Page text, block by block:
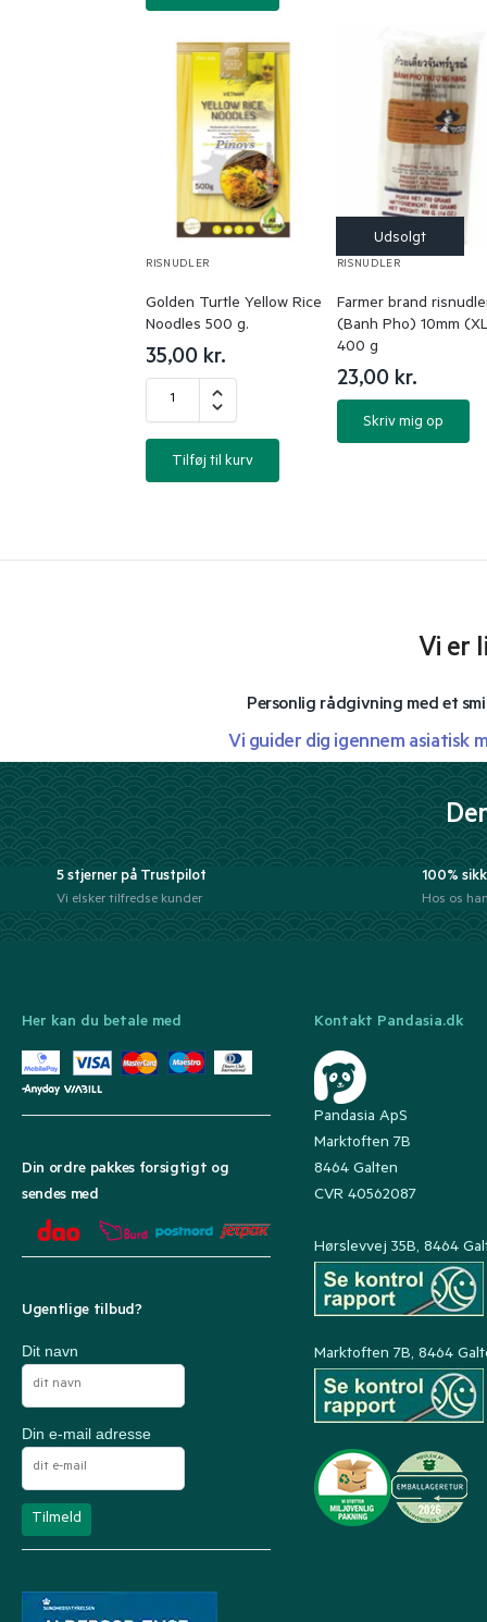
RISNUDLER
Golden Turtle Yellow Rice
Noodles 500 g.
35,00 kr.
Tilføj til kurv
RISNUDLER
Farmer brand
(Banh Pho) 10mm
400 g
23,00 kr.
Skriv mig op
Vi er
Personlig rådgivning med et
Vi guider dig igennem asiatisk
5 stjerner på Trustpilot
Vi elsker tilfredse kunder
100%
Hos os
Her kan du betale med
Din ordre pakkes forsigtigt og
sendes med
Ugentlige tilbud?
Dit navn
Din e-mail adresse
Kontakt Pandasia.dk
Pandasia ApS
Marktoften 7B
8464 Galten
CVR 40562087
Hørslevvej 35B, 8464
Marktoften 7B, 8464